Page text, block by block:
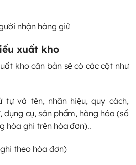
nhận hàng giữ
xuất kho
kho căn bản sẽ có các cột như
tự và tên, nhãn hiệu, quy cách,
dụng cụ, sản phẩm, hàng hóa (số
hóa ghi trên hóa đơn)..
theo hóa đơn)